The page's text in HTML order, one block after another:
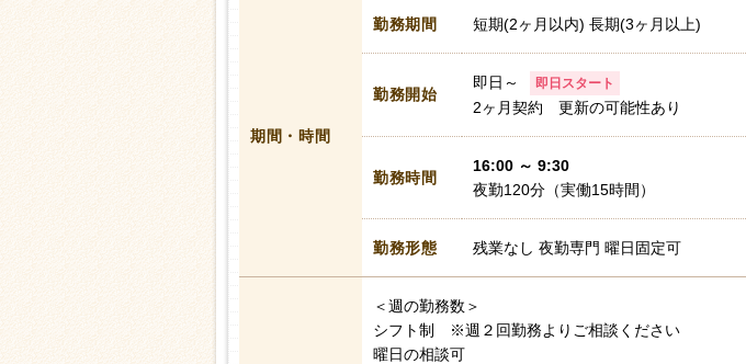
期間・時間
勤務期間 短期(2ヶ月以内) 長期(3ヶ月以上)
勤務開始
即日～ 即日スタート
2ヶ月契約 更新の可能性あり
勤務時間
16:00 ～ 9:30
夜勤120分（実働15時間）
勤務形態 残業なし 夜勤専門 曜日固定可
＜週の勤務数＞
シフト制 ※週２回勤務よりご相談ください
曜日の相談可